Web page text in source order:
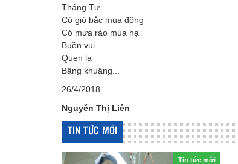
Tháng Tư
Có gió bắc mùa đông
Có mưa rào mùa hạ
Buồn vui
Quen lạ
Bâng khuâng...
26/4/2018
Nguyễn Thị Liên
TIN TỨC MỚI
Tin tức mới